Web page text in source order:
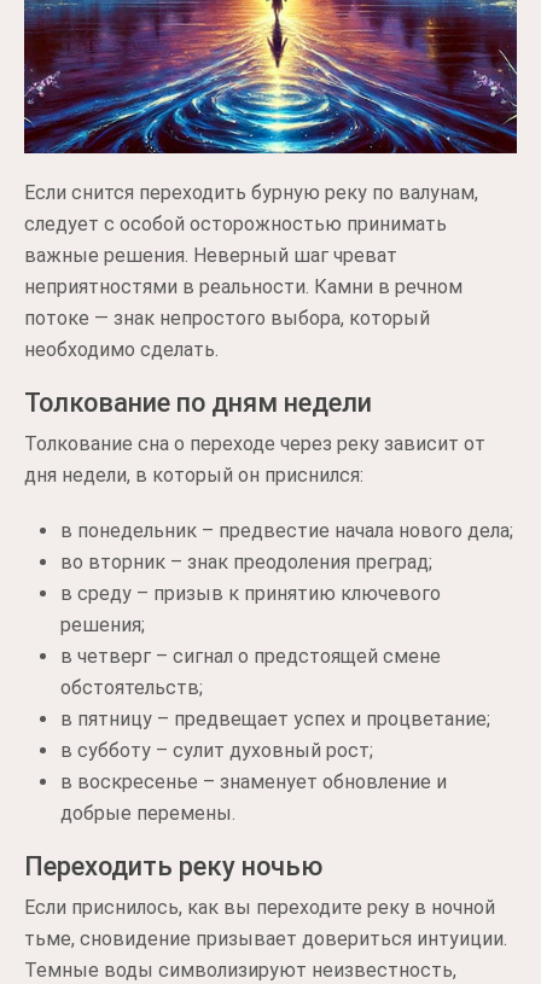
Если снится переходить бурную реку по валунам,
следует с особой осторожностью принимать
важные решения. Неверный шаг чреват
неприятностями в реальности. Камни в речном
потоке — знак непростого выбора, который
необходимо сделать.
Толкование по дням недели
Толкование сна о переходе через реку зависит от
дня недели, в который он приснился:
в понедельник – предвестие начала нового дела;
во вторник – знак преодоления преград;
в среду – призыв к принятию ключевого
решения;
в четверг – сигнал о предстоящей смене
обстоятельств;
в пятницу – предвещает успех и процветание;
в субботу – сулит духовный рост;
в воскресенье – знаменует обновление и
добрые перемены.
Переходить реку ночью
Если приснилось, как вы переходите реку в ночной
тьме, сновидение призывает довериться интуиции.
Темные воды символизируют неизвестность,